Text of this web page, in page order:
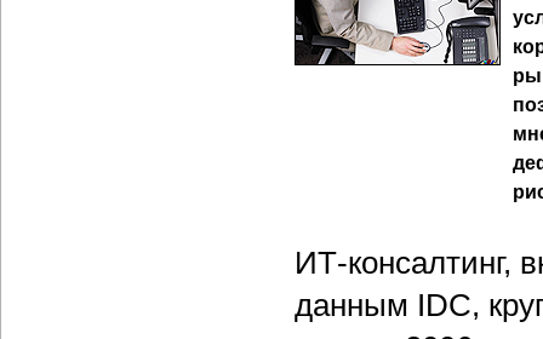
ИТ-консалтинг,
данным IDC,